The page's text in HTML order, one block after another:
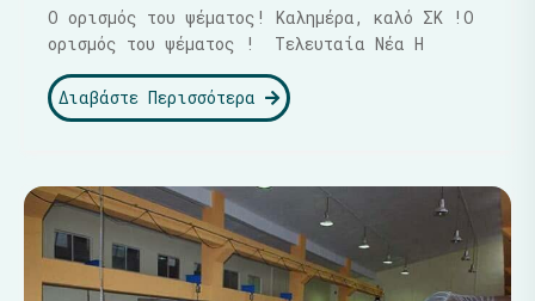
Ο ορισμός του ψέματος! Καλημέρα, καλό ΣΚ !Ο
ορισμός του ψέματος ! Τελευταία Νέα Η
Διαβάστε Περισσότερα